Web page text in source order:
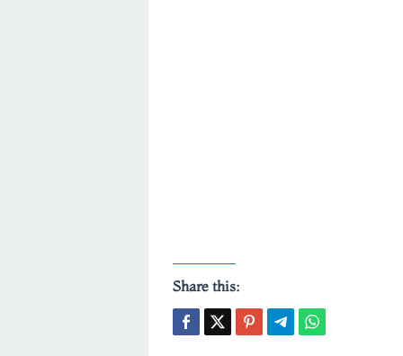
Share this: